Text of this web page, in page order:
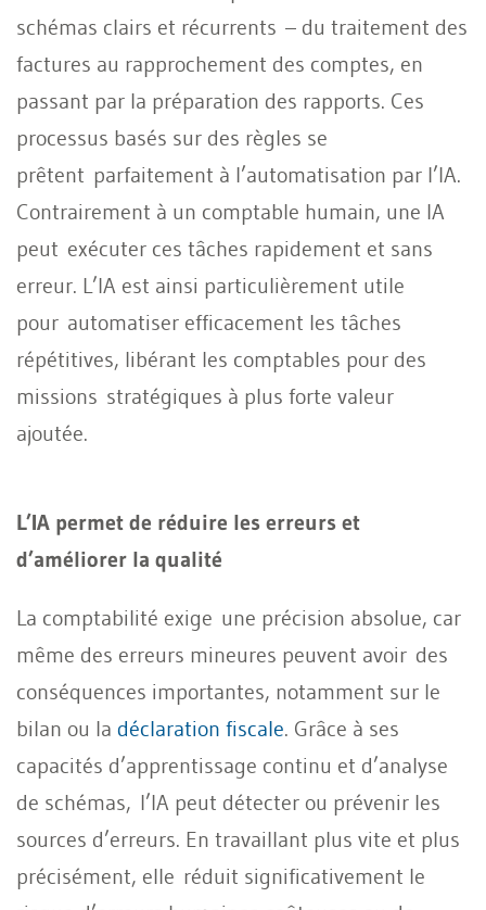
schémas clairs et récurrents – du traitement des
factures au rapprochement des comptes, en
passant par la préparation des rapports. Ces
processus basés sur des règles se
prêtent parfaitement à l’automatisation par l’IA.
Contrairement à un comptable humain, une IA
peut exécuter ces tâches rapidement et sans
erreur. L’IA est ainsi particulièrement utile
pour automatiser efficacement les tâches
répétitives, libérant les comptables pour des
missions stratégiques à plus forte valeur
ajoutée.
L’IA permet de réduire les erreurs et
d’améliorer la qualité
La comptabilité exige une précision absolue, car
même des erreurs mineures peuvent avoir des
conséquences importantes, notamment sur le
bilan ou la déclaration fiscale. Grâce à ses
capacités d’apprentissage continu et d’analyse
de schémas, l’IA peut détecter ou prévenir les
sources d’erreurs. En travaillant plus vite et plus
précisément, elle réduit significativement le